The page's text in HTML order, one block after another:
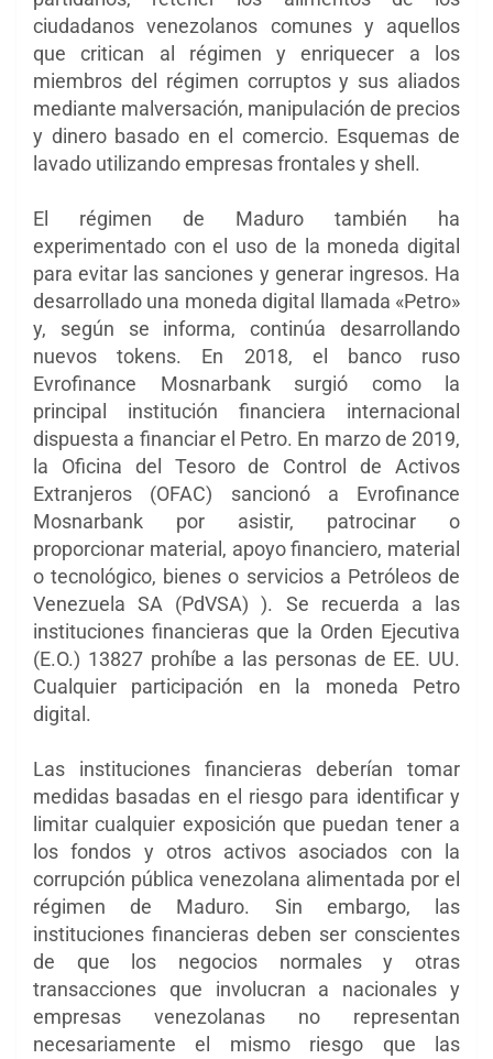
ciudadanos venezolanos comunes y aquellos
que critican al régimen y enriquecer a los
miembros del régimen corruptos y sus aliados
mediante malversación, manipulación de precios
y dinero basado en el comercio. Esquemas de
lavado utilizando empresas frontales y shell.
El régimen de Maduro también ha
experimentado con el uso de la moneda digital
para evitar las sanciones y generar ingresos. Ha
desarrollado una moneda digital llamada «Petro»
y, según se informa, continúa desarrollando
nuevos tokens. En 2018, el banco ruso
Evrofinance Mosnarbank surgió como la
principal institución financiera internacional
dispuesta a financiar el Petro. En marzo de 2019,
la Oficina del Tesoro de Control de Activos
Extranjeros (OFAC) sancionó a Evrofinance
Mosnarbank por asistir, patrocinar o
proporcionar material, apoyo financiero, material
o tecnológico, bienes o servicios a Petróleos de
Venezuela SA (PdVSA) ). Se recuerda a las
instituciones financieras que la Orden Ejecutiva
(E.O.) 13827 prohíbe a las personas de EE. UU.
Cualquier participación en la moneda Petro
digital.
Las instituciones financieras deberían tomar
medidas basadas en el riesgo para identificar y
limitar cualquier exposición que puedan tener a
los fondos y otros activos asociados con la
corrupción pública venezolana alimentada por el
régimen de Maduro. Sin embargo, las
instituciones financieras deben ser conscientes
de que los negocios normales y otras
transacciones que involucran a nacionales y
empresas venezolanas no representan
necesariamente el mismo riesgo que las